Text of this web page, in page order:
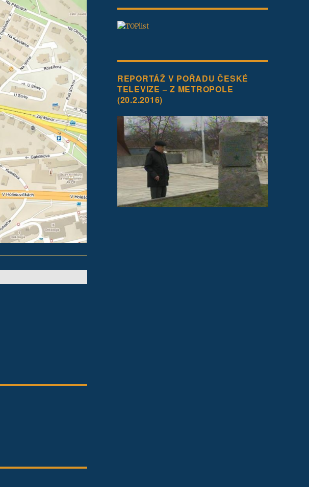
REPORTÁŽ V POŘADU ČESKÉ
TELEVIZE – Z METROPOLE
(20.2.2016)